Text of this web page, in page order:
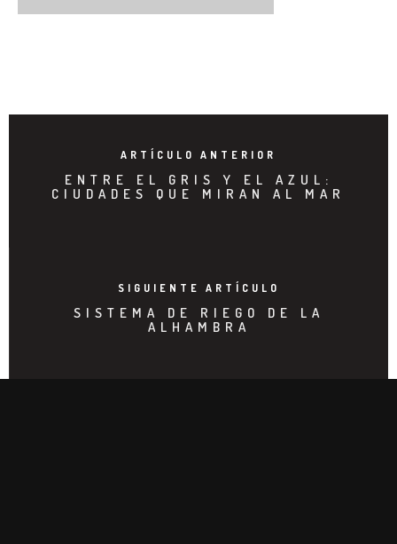
ARTÍCULO ANTERIOR
ENTRE EL GRIS Y EL AZUL:
CIUDADES QUE MIRAN AL MAR
SIGUIENTE ARTÍCULO
SISTEMA DE RIEGO DE LA
ALHAMBRA